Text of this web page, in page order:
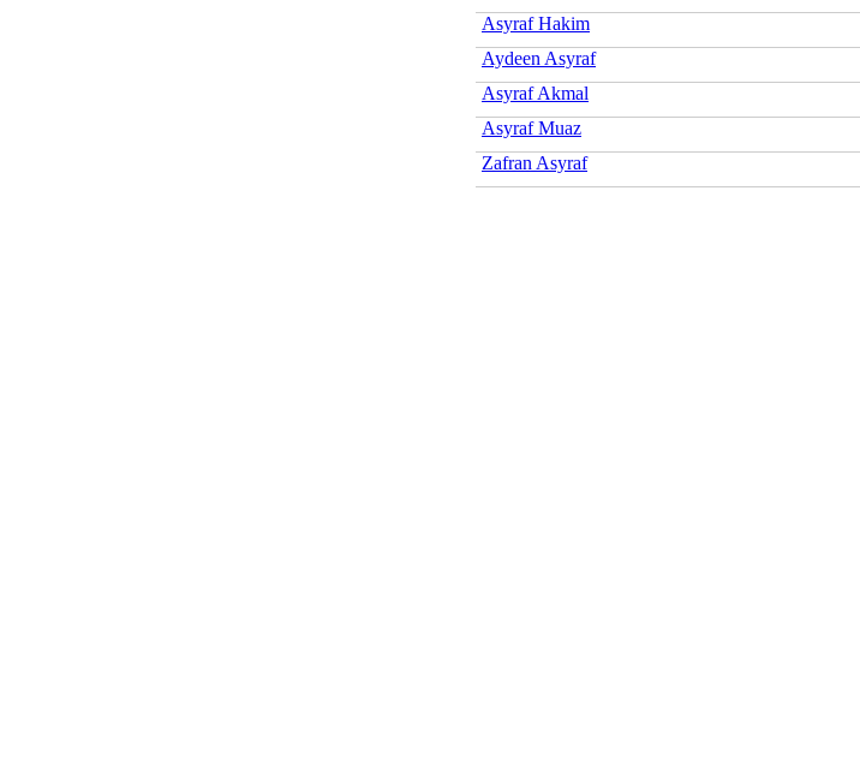
Asyraf Hakim
Aydeen Asyraf
Asyraf Akmal
Asyraf Muaz
Zafran Asyraf